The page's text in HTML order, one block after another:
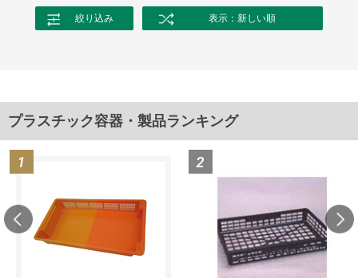
絞り込み 表示：新しい順
プラスチック容器・製品ランキング